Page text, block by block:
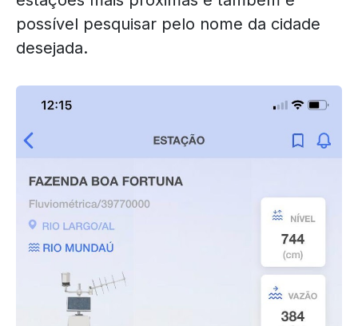
possível pesquisar pelo nome da cidade
desejada.